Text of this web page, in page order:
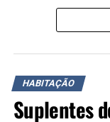
Comprovante de
Registro de
situações
sido informado no
de vida para
eventos
As moradias
atingidas pelas
identificadas pelo
Serviço Geológico
HABITAÇÃO
Suplentes